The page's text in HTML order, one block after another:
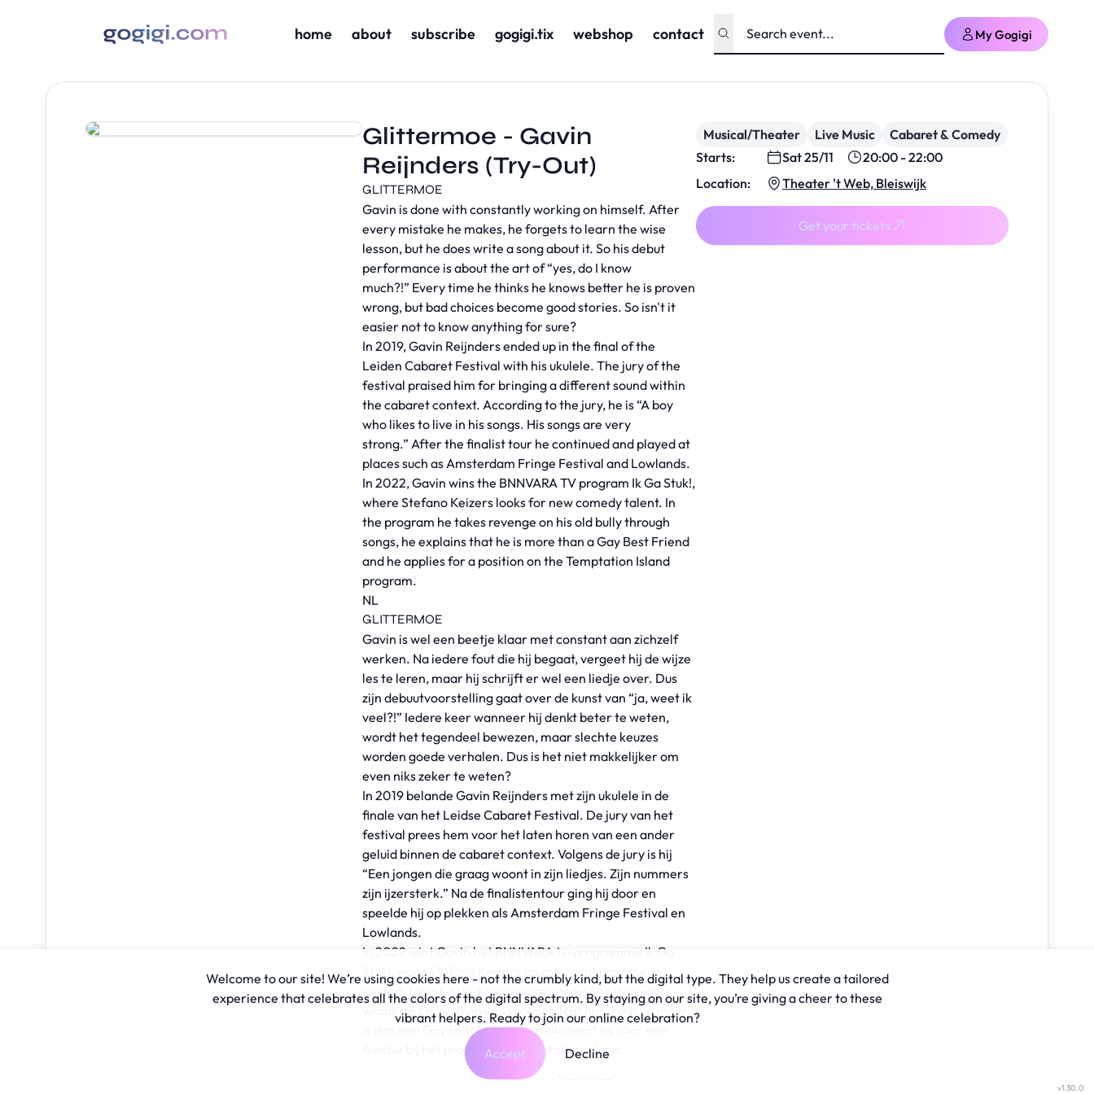
home about subscribe gogigi.tix webshop contact My Gogigi
Glittermoe - Gavin
Reijnders (Try-Out)
GLITTERMOE
Gavin is done with constantly working on himself. After
every mistake he makes, he forgets to learn the wise
lesson, but he does write a song about it. So his debut
performance is about the art of “yes, do I know
much?!” Every time he thinks he knows better he is proven
wrong, but bad choices become good stories. So isn't it
easier not to know anything for sure?
In 2019, Gavin Reijnders ended up in the final of the
Leiden Cabaret Festival with his ukulele. The jury of the
festival praised him for bringing a different sound within
the cabaret context. According to the jury, he is “A boy
who likes to live in his songs. His songs are very
strong.” After the finalist tour he continued and played at
places such as Amsterdam Fringe Festival and Lowlands.
In 2022, Gavin wins the BNNVARA TV program Ik Ga Stuk!,
where Stefano Keizers looks for new comedy talent. In
the program he takes revenge on his old bully through
songs, he explains that he is more than a Gay Best Friend
and he applies for a position on the Temptation Island
program.
NL
GLITTERMOE
Gavin is wel een beetje klaar met constant aan zichzelf
werken. Na iedere fout die hij begaat, vergeet hij de wijze
les te leren, maar hij schrijft er wel een liedje over. Dus
zijn debuutvoorstelling gaat over de kunst van “ja, weet ik
veel?!” Iedere keer wanneer hij denkt beter te weten,
wordt het tegendeel bewezen, maar slechte keuzes
worden goede verhalen. Dus is het niet makkelijker om
even niks zeker te weten?
In 2019 belande Gavin Reijnders met zijn ukulele in de
finale van het Leidse Cabaret Festival. De jury van het
festival prees hem voor het laten horen van een ander
geluid binnen de cabaret context. Volgens de jury is hij
“Een jongen die graag woont in zijn liedjes. Zijn nummers
zijn ijzersterk.” Na de finalistentour ging hij door en
speelde hij op plekken als Amsterdam Fringe Festival en
Lowlands.
In 2022 wint Gavin het BNNVARA tv-programma Ik Ga
Stuk!, waar Stefano Keizers op zoek gaat naar nieuw
comedytalent. In het programma neemt hij via liedjes
wraak op z’n pestkop van vroeger, legt hij uit dat 'ie meer
is dan een Gay Best Friend en solliciteert hij voor een
functie bij het programma Temptation Island.
Musical/Theater Live Music
Cabaret & Comedy
Starts:
Sat 25/11
20:00 - 22:00
Location:
Theater 't Web, Bleiswijk
Get your tickets
v1.30.0
Welcome to our site! We’re using cookies here - not the crumbly kind, but the digital type. They help us create a tailored
experience that celebrates all the colors of the digital spectrum. By staying on our site, you’re giving a cheer to these
vibrant helpers. Ready to join our online celebration?
Accept Decline